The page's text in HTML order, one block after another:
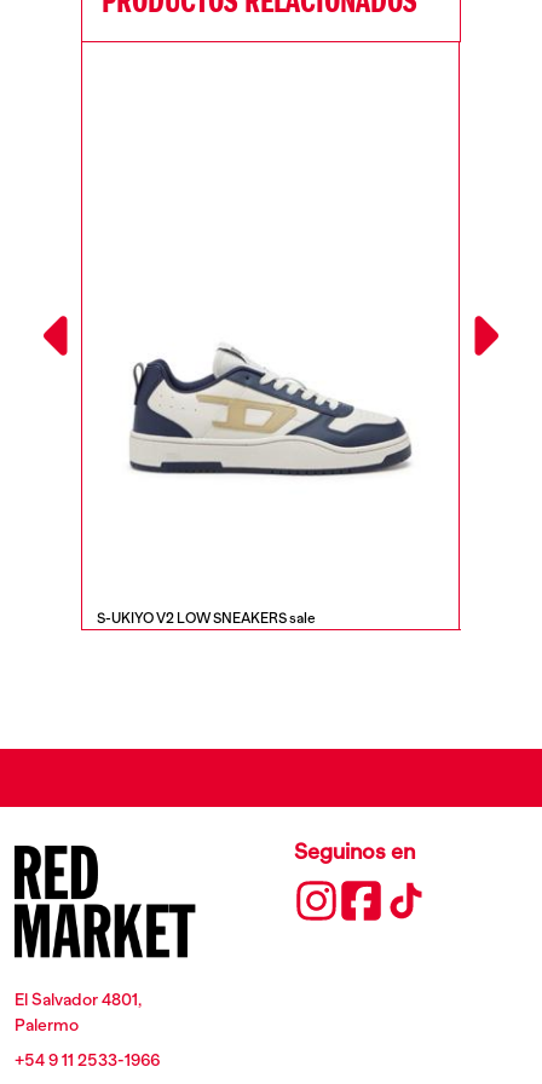
S-UKIYO V2 LOW SNEAKERS sale
El Salvador 4801,
Palermo
+54 9 11 2533-1966
Seguinos en